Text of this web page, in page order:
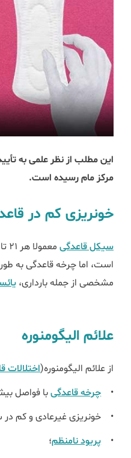
مرکز مام رسیده است.
خونریزی کم در
سیکل قاعدگی
است، اما چرخه قاعدگی به
مشخصی از جمله بارداری،
علائم الیگومنوره
از علائم الیگومنوره(اختلالات
•چرخه قاعدگیبا فواصل بیش از
• خونریزی غیرعادی و کم در
•پریود نامنظم؛